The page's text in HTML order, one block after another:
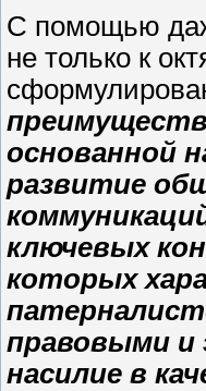
С помощью
не только к
основанной
развитие
ключевых
которых
правовыми и
насилие в